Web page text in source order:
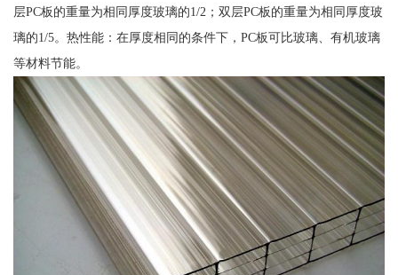
层PC板的重量为相同厚度玻璃的1/2；双层PC板的重量为相同厚度玻
璃的1/5。热性能：在厚度相同的条件下，PC板可比玻璃、有机玻璃
等材料节能。